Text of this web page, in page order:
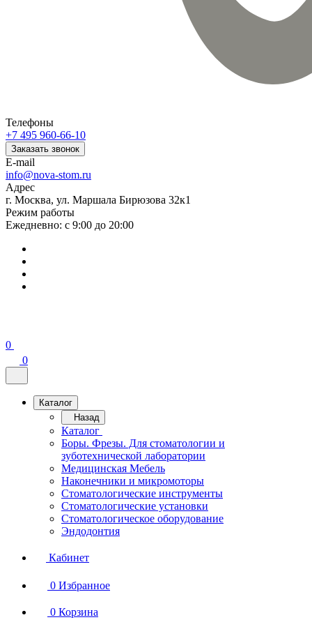
Телефоны
+7 495 960-66-10
Заказать звонок
E-mail
info@nova-stom.ru
Адрес
г. Москва, ул. Маршала Бирюзова 32к1
Режим работы
Ежедневно: с 9:00 до 20:00
0
0
Каталог
Назад
Каталог
Боры. Фрезы. Для стоматологии и
зуботехнической лаборатории
Медицинская Мебель
Наконечники и микромоторы
Стоматологические инструменты
Стоматологические установки
Стоматологическое оборудование
Эндодонтия
Кабинет
0 Избранное
0 Корзина